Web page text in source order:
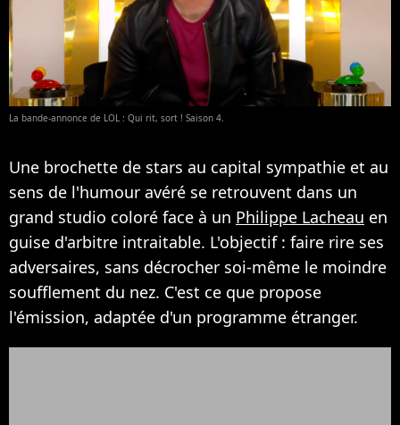
La bande-annonce de LOL : Qui rit, sort ! Saison 4.
Une brochette de stars au capital sympathie et au
sens de l'humour avéré se retrouvent dans un
grand studio coloré face à un Philippe Lacheau en
guise d'arbitre intraitable. L'objectif : faire rire ses
adversaires, sans décrocher soi-même le moindre
soufflement du nez. C'est ce que propose
l'émission, adaptée d'un programme étranger.